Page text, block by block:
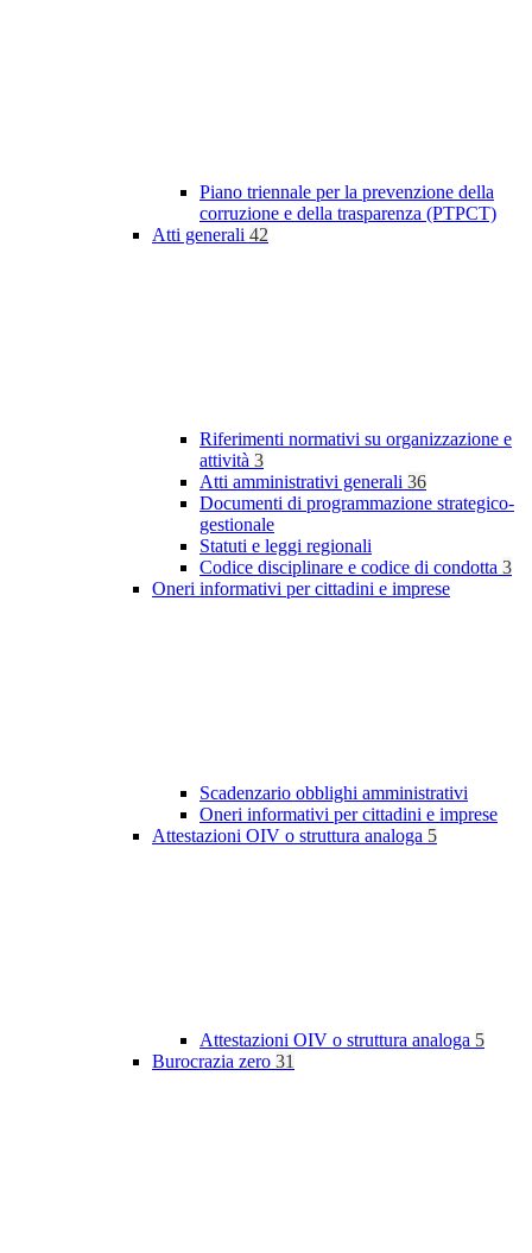
Piano triennale per la prevenzione della
corruzione e della trasparenza (PTPCT)
Atti generali 42
Riferimenti normativi su organizzazione e
attività 3
Atti amministrativi generali 36
Documenti di programmazione strategico-
gestionale
Statuti e leggi regionali
Codice disciplinare e codice di condotta 3
Oneri informativi per cittadini e imprese
Scadenzario obblighi amministrativi
Oneri informativi per cittadini e imprese
Attestazioni OIV o struttura analoga 5
Attestazioni OIV o struttura analoga 5
Burocrazia zero 31